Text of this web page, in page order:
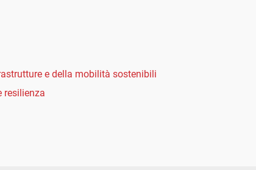
e della mobilità sostenibili
resilienza